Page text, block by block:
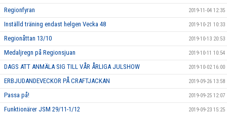
Regionfyran 2019-11-04 12:35
Inställd träning endast helgen Vecka 48 2019-10-21 10:33
Regionåttan 13/10 2019-10-13 20:53
Medaljregn på Regionsjuan 2019-10-11 10:54
DAGS ATT ANMÄLA SIG TILL VÅR ÅRLIGA JULSHOW 2019-10-02 16:00
ERBJUDANDEVECKOR PÅ CRAFTJACKAN 2019-09-26 13:58
Passa på! 2019-09-25 12:07
Funktionärer JSM 29/11-1/12 2019-09-23 15:25